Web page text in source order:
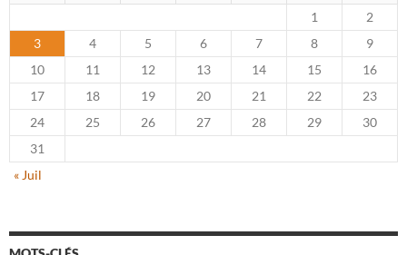
1
2
3
4 5 6 7 8
9
10
11 12 13 14 15
16
17
18 19 20 21 22
23
24
25 26 27 28 29
30
31
« Juil